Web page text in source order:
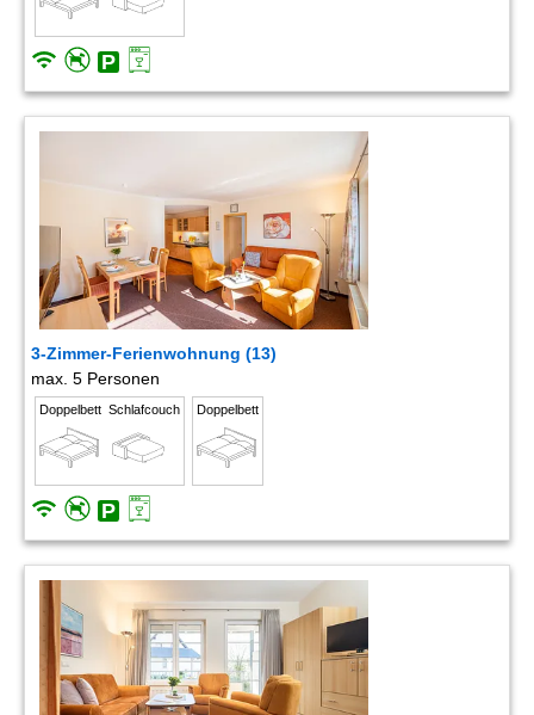
3-Zimmer-Ferienwohnung (13)
max. 5 Personen
Doppelbett Schlafcouch Doppelbett